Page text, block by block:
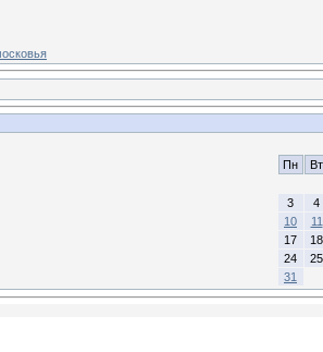
Пн Вт
3
4
10
11
17
18
24
25
31